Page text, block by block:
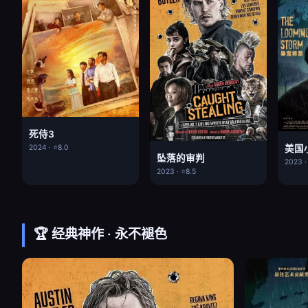
死侍3
2024 · ⭐8.0
坠落的审判
2023 · ⭐8.5
美国
2023 ·
🏆 经典神作 · 永不褪色